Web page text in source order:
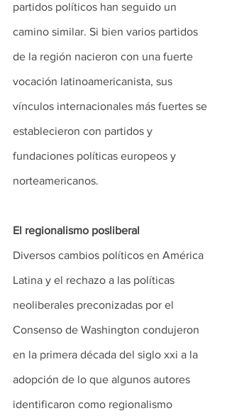
partidos políticos han seguido un
camino similar. Si bien varios partidos
de la región nacieron con una fuerte
vocación latinoamericanista, sus
vínculos internacionales más fuertes se
establecieron con partidos y
fundaciones políticas europeos y
norteamericanos.
El regionalismo posliberal
Diversos cambios políticos en América
Latina y el rechazo a las políticas
neoliberales preconizadas por el
Consenso de Washington condujeron
en la primera década del siglo xxi a la
adopción de lo que algunos autores
identificaron como regionalismo